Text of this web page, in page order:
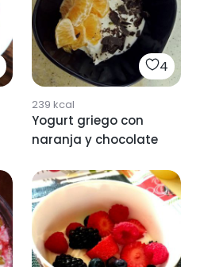
4
239 kcal
Yogurt griego con
naranja y chocolate